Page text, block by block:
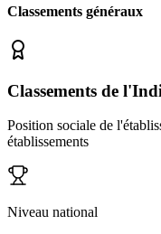
Classements généraux
Classements de
Position sociale de
établissements
Niveau national